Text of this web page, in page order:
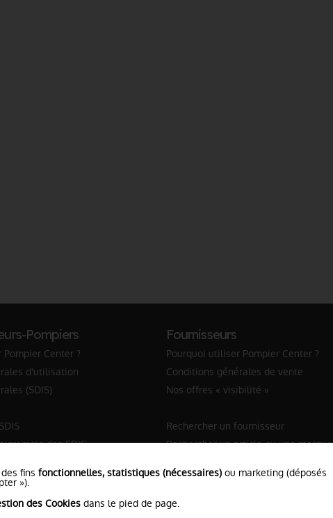
Pompiers
Center ?
d'utilisation
(SDIS)
des SDIS
Fournisseurs
Pourquoi utiliser Pompier Center ?
Conditions générales de vente
Nos offres « visibilité »
Rechercher un fournisseur
Rechercher un article ou une marque
fins fonctionnelles, statistiques (nécessaires) ou marketing (déposés
»).
des Cookies dans le pied de page.